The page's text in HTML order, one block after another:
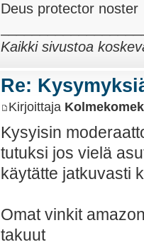
Deus protector noster
Kaikki sivustoa
Re:
Kirjoittaja
Kysyisin
tutuksi jos vielä
käytätte jatkuvasti
Omat vinkit
takuut